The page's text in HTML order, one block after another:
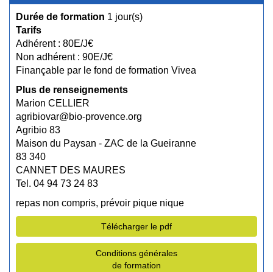
Durée de formation 1 jour(s)
Tarifs
Adhérent : 80E/J€
Non adhérent : 90E/J€
Finançable par le fond de formation Vivea
Plus de renseignements
Marion CELLIER
agribiovar@bio-provence.org
Agribio 83
Maison du Paysan - ZAC de la Gueiranne
83 340
CANNET DES MAURES
Tel. 04 94 73 24 83
repas non compris, prévoir pique nique
Télécharger le pdf
Conditions générales
de formation